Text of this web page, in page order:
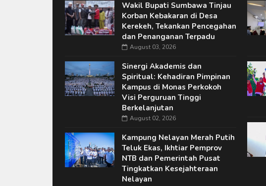
Wakil Bupati Sumbawa Tinjau
Korban Kebakaran di Desa
Kerekeh, Tekankan Pencegahan
dan Penanganan Terpadu
August 03, 2026
Sinergi Akademis dan
Spiritual: Kehadiran Pimpinan
Kampus di Monas Perkokoh
Visi Perguruan Tinggi
Berkelanjutan
August 02, 2026
Kampung Nelayan Merah Putih
Teluk Ekas, Ikhtiar Pemprov
NTB dan Pemerintah Pusat
Tingkatkan Kesejahteraan
Nelayan